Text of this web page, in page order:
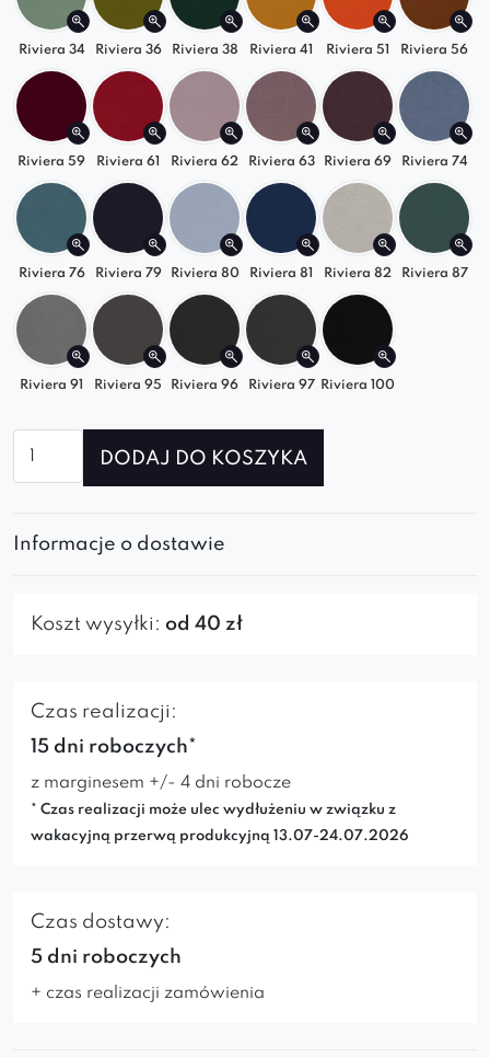
wzrosną o około 2,5 cm.
Zapoznaj się z naszą ofertą i wybierz krzesło
Boston Ring , które idealnie dopełni Twoje
wnętrze!
Riviera 34 Riviera 36 Riviera 38 Riviera 41 Riviera 51 Riviera 56
Riviera 59 Riviera 61 Riviera 62 Riviera 63 Riviera 69 Riviera 74
Riviera 76 Riviera 79 Riviera 80 Riviera 81 Riviera 82 Riviera 87
Riviera 91 Riviera 95 Riviera 96 Riviera 97 Riviera 100
Krzesło
DODAJ DO KOSZYKA
Informacje o dostawie
Koszt wysyłki: od 40 zł
Czas realizacji:
15 dni roboczych*
z marginesem +/- 4 dni robocze
* Czas realizacji może ulec wydłużeniu w związku z
wakacyjną przerwą produkcyjną 13.07-24.07.2026
Czas dostawy:
5 dni roboczych
+ czas realizacji zamówienia